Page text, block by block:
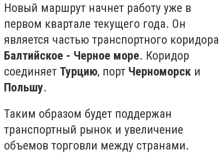
Новый маршрут начнет работу уже в
первом квартале текущего года. Он
является частью транспортного коридора
Балтийское - Черное море. Коридор
соединяет Турцию, порт Черноморск и
Польшу.
Таким образом будет поддержан
транспортный рынок и увеличение
объемов торговли между странами.